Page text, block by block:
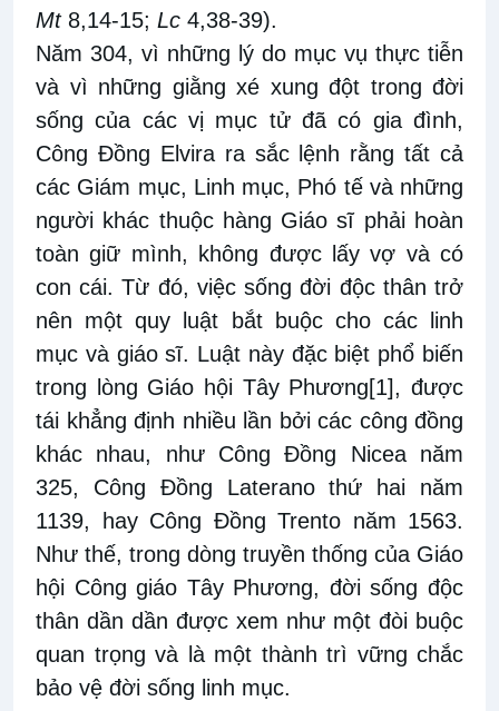
Mt8,14-15; Lc 4,38-39).
Năm 304, vì những lý do mục vụ thực tiễn
và vì những giằng xé xung đột trong đời
sống của các vị mục tử đã có gia đình,
Công Đồng Elvira ra sắc lệnh rằng tất cả
các Giám mục, Linh mục, Phó tế và những
người khác thuộc hàng Giáo sĩ phải hoàn
toàn giữ mình, không được lấy vợ và có
con cái. Từ đó, việc sống đời độc thân trở
nên một quy luật bắt buộc cho các linh
mục và giáo sĩ. Luật này đặc biệt phổ biến
trong lòng Giáo hội Tây Phương[1], được
tái khẳng định nhiều lần bởi các công đồng
khác nhau, như Công Đồng Nicea năm
325, Công Đồng Laterano thứ hai năm
1139, hay Công Đồng Trento năm 1563.
Như thế, trong dòng truyền thống của Giáo
hội Công giáo Tây Phương, đời sống độc
thân dần dần được xem như một đòi buộc
quan trọng và là một thành trì vững chắc
bảo vệ đời sống linh mục.